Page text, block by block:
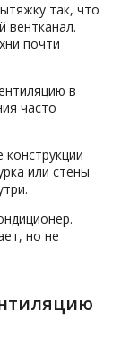
так, что
вентканал.
почти
в
часто
или стены
но не